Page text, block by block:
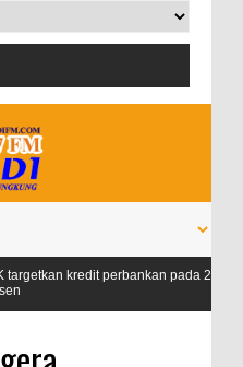
perbankan pada 2024 tumbuh 9-11